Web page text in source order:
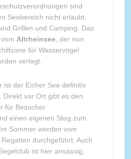
sind
Seebereich nicht erlaubt.
Grillen und Camping. Das
Altrheinsee , der nun
für Wasservögel
verlegt.
ist der Eicher See definitiv
Direkt vor Ort gibt es den
für Besucher
einen eigenen Steg zum
Sommer werden vom
durchgeführt. Auch
ist hier ansässig,